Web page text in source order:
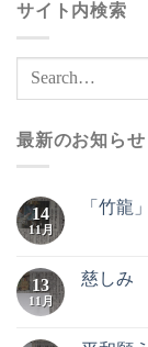
サイト内検索
最新のお知らせ
14
11月
「竹龍
13
11月
慈しみ